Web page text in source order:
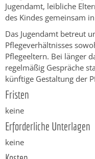
Jugendamt, leibliche
des Kindes gemeinsam
Das Jugendamt betreut
Pflegeverhältnisses
Pflegeeltern. Bei länger
regelmäßig Gespräche
künftige Gestaltung der
Fristen
keine
Erforderliche Unterlagen
keine